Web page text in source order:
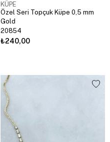
KÜPE
Özel Seri Topçuk Küpe 0,5 mm
Gold
20854
₺240,00